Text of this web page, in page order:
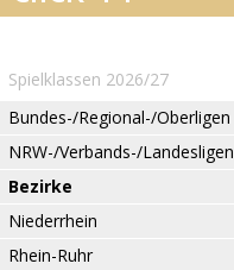
Spielklassen 2026/27
Bundes-/Regional-/Oberligen
NRW-/Verbands-/Landesligen
Bezirke
Niederrhein
Rhein-Ruhr